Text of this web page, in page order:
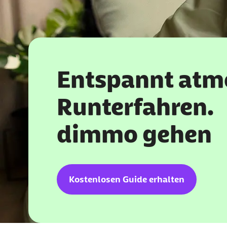
Entspannt
Runterfahren.
dimmo gehen
Kostenlosen Guide erhalten